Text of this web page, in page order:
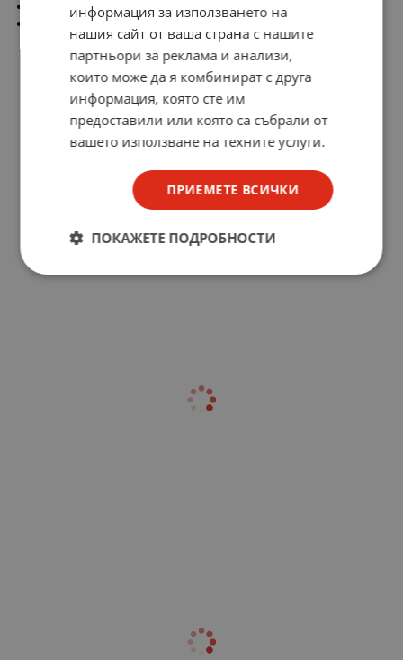
Материал: алуминий
Refurbished
информация за използването на
нашия сайт от ваша страна с нашите
партньори за реклама и анализи,
които може да я комбинират с друга
информация, която сте им
предоставили или която са събрали от
вашето използване на техните услуги.
ПРИЕМЕТЕ ВСИЧКИ
ПОКАЖЕТЕ ПОДРОБНОСТИ